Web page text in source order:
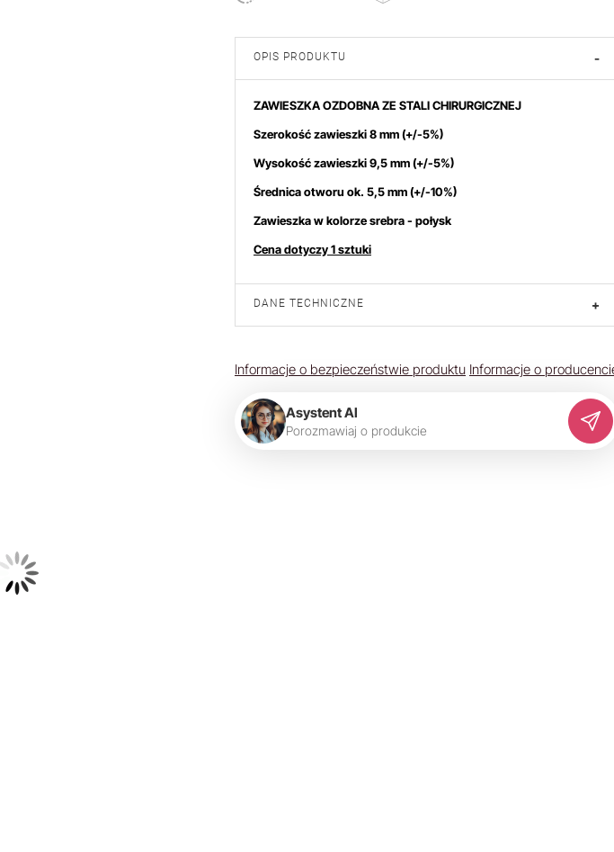
OPIS PRODUKTU -
ZAWIESZKA OZDOBNA ZE STALI CHIRURGICZNEJ
Szerokość zawieszki 8 mm (+/-5%)
Wysokość zawieszki 9,5 mm (+/-5%)
Średnica otworu ok. 5,5mm (+/-10%)
Zawieszka w kolorze srebra - połysk
Cena dotyczy 1 sztuki
DANE TECHNICZNE +
Informacje o bezpieczeństwie produktu Informacje o
Asystent AI
Porozmawiaj o produkcie